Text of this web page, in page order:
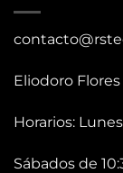
Eliodoro
Horarios:
Sábados de